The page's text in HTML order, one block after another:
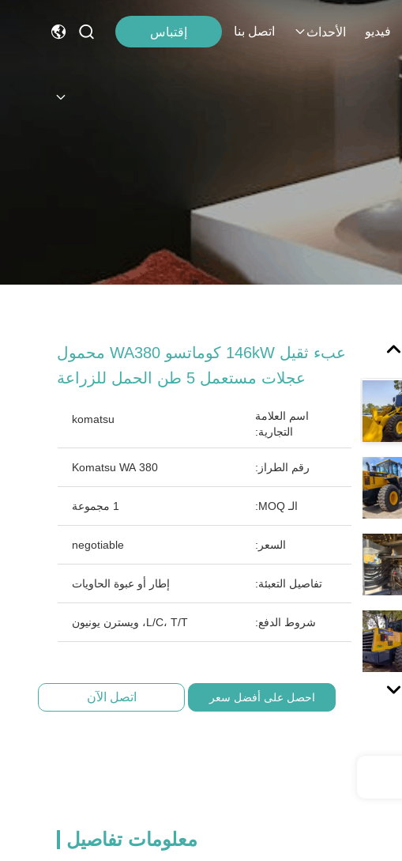
فيديو الأحداث اتصل بنا إقتباس
عبء ثقيل 146kW كوماتسو WA380 محمول
عجلات مستعمل 5 طن الحمل للزراعة
اسم العلامة
التجارية:
komatsu
رقم الطراز: Komatsu WA 380
الـ MOQ: 1 مجموعة
السعر: negotiable
تفاصيل التعبئة: إطار أو عبوة الحاويات
شروط الدفع: L/C، T/T، ويسترن يونيون
احصل على أفضل سعر اتصل الآن
معلومات تفاصيل